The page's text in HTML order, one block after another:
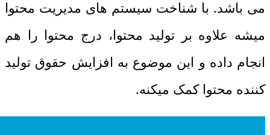
می باشد. با شناخت سیستم های مدیریت محتوا
میشه علاوه بر تولید محتوا، درج محتوا را هم
انجام داده و این موضوع به افزایش حقوق تولید
کننده محتوا کمک میکنه.